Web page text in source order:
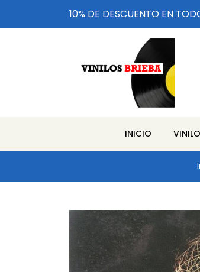
10% DE DESCUENTO EN
INICIO